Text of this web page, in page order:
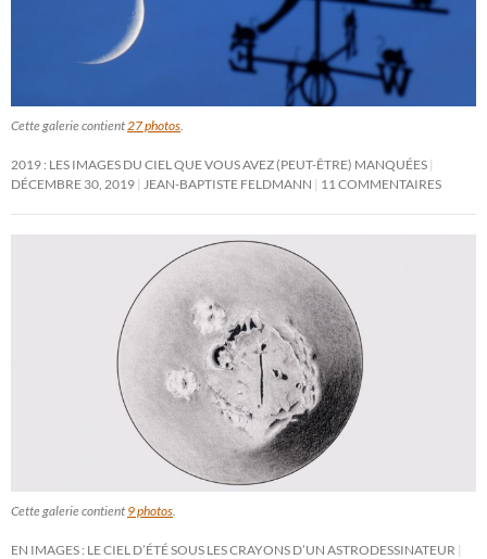
Cette galerie contient 27 photos
2019 : LES IMAGES DU CIEL QUE VOUS AVEZ (PEUT-ÊTRE) MANQUÉES
DÉCEMBRE 30, 2019
JEAN-BAPTISTE FELDMANN 11 COMMENTAIRES
Cette galerie contient 9 photos
EN IMAGES : LE CIEL D’ÉTÉ SOUS LES CRAYONS D’UN ASTRODESSINATEUR